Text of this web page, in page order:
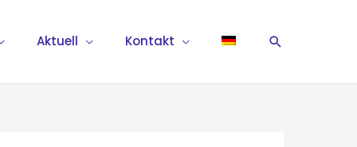
Aktuell Kontakt Suchen